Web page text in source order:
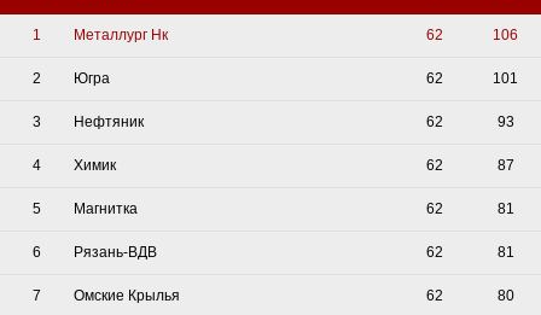
1 Металлург Нк 62 106
2 Югра 62 101
3 Нефтяник 62 93
4 Химик 62 87
5 Магнитка 62 81
6 Рязань-ВДВ 62 81
7 Омские Крылья 62 80